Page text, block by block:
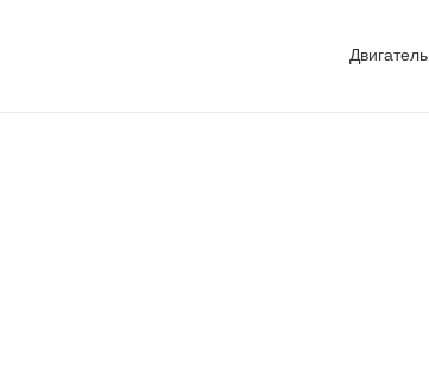
Двигатель